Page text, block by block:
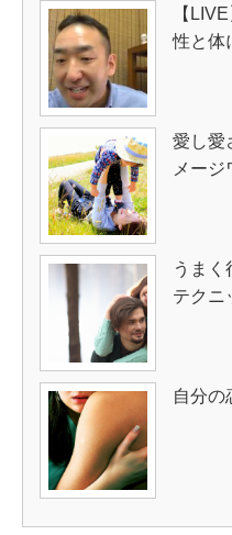
【
性と体
愛し愛
メージ
うまく
テクニ
自分の